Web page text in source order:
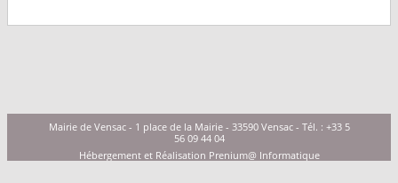
Mairie de Vensac - 1 place de la Mairie - 33590 Vensac - Tél. : +33 5
56 09 44 04
Hébergement et Réalisation Prenium@ Informatique